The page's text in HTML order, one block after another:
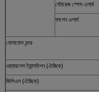
স্টোরেজ স্পেস এলার্ম
ফাংশন এলার্ম
যোগাযোগ বন্দর
ওয়্যারলেস ট্রান্সমিশন (ঐচ্ছিক)
জিপিএস (ঐচ্ছিক)